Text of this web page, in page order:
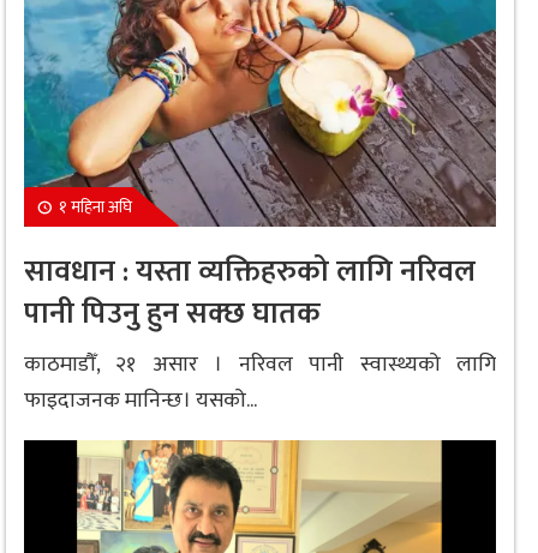
१ महिना अघि
सावधान : यस्ता व्यक्तिहरुको लागि नरिवल
पानी पिउनु हुन सक्छ घातक
काठमाडौँ, २१ असार । नरिवल पानी स्वास्थ्यको लागि
फाइदाजनक मानिन्छ। यसको...